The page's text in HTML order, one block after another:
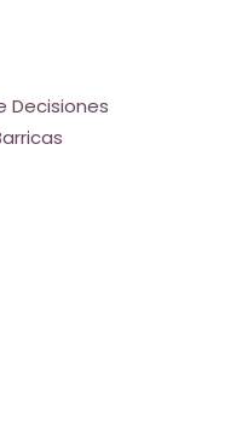
Decisiones